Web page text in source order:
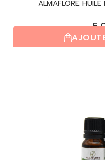
ALMAFLORE